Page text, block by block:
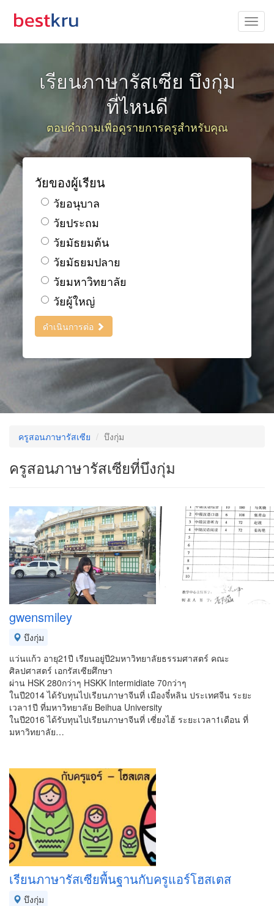
เรียนภาษารัสเซีย บึงกุ่ม
ที่ไหนดี
ตอบคำถามเพื่อดูรายการครูสำหรับคุณ
วัยของผู้เรียน
วัยอนุบาล
วัยประถม
วัยมัธยมต้น
วัยมัธยมปลาย
วัยมหาวิทยาลัย
วัยผู้ใหญ่
ดำเนินการต่อ
ครูสอนภาษารัสเซีย บึงกุ่ม
ครูสอนภาษารัสเซียที่บึงกุ่ม
gwensmiley
บึงกุ่ม
แว่นแก้ว อายุ21ปี เรียนอยู่ปี2มหาวิทยาลัยธรรมศาสตร์ คณะ
ศิลปศาสตร์ เอกรัสเซียศึกษา
ผ่าน HSK 280กว่าๆ HSKK Intermidiate 70กว่าๆ
ในปี2014 ได้รับทุนไปเรียนภาษาจีนที่ เมืองจี๋หลิน ประเทศจีน ระยะ
เวลา1ปี ที่มหาวิทยาลัย Beihua University
ในปี2016 ได้รับทุนไปเรียนภาษาจีนที่ เซี่ยงไฮ้ ระยะเวลา1เดือน ที่
มหาวิทยาลัย…
เรียนภาษารัสเซียพื้นฐานกับครูแอร์โฮสเตส
บึงกุ่ม